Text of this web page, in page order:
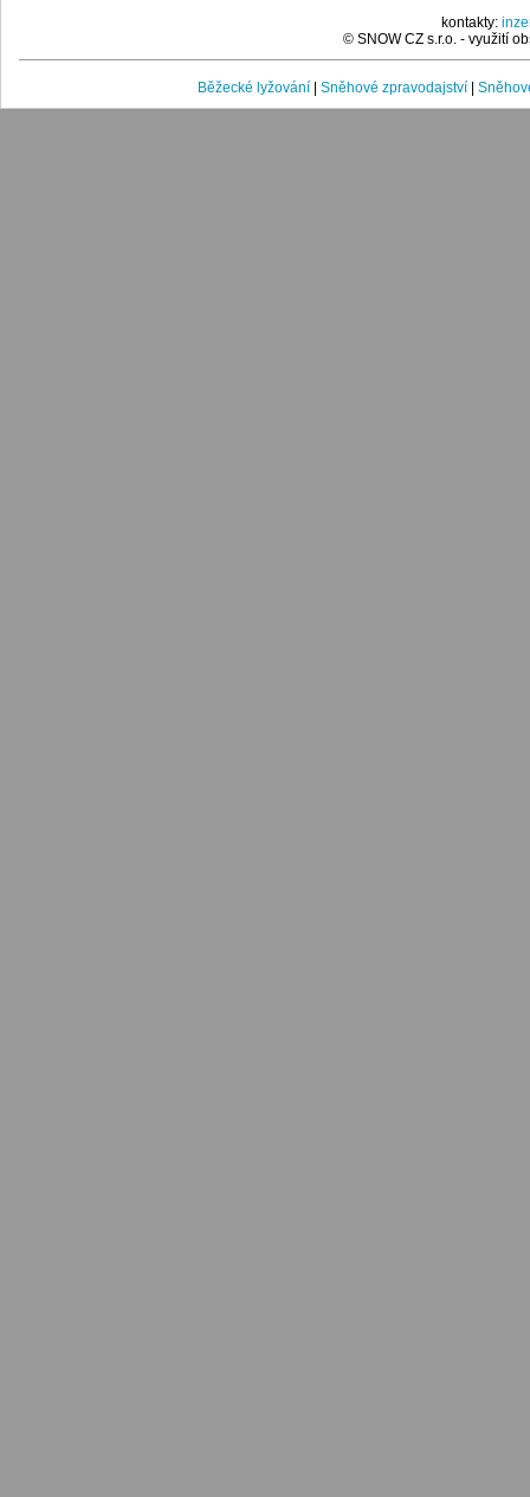
kontakty:
© SNOW CZ s.r.o. - využití
Běžecké lyžování Sněhové zpravodajství